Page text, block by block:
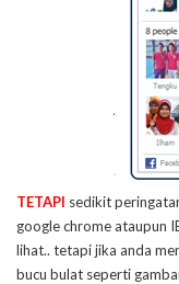
TETAPI sedikit
google chrome ataupun
lihat.. tetapi jika anda
bucu bulat seperti